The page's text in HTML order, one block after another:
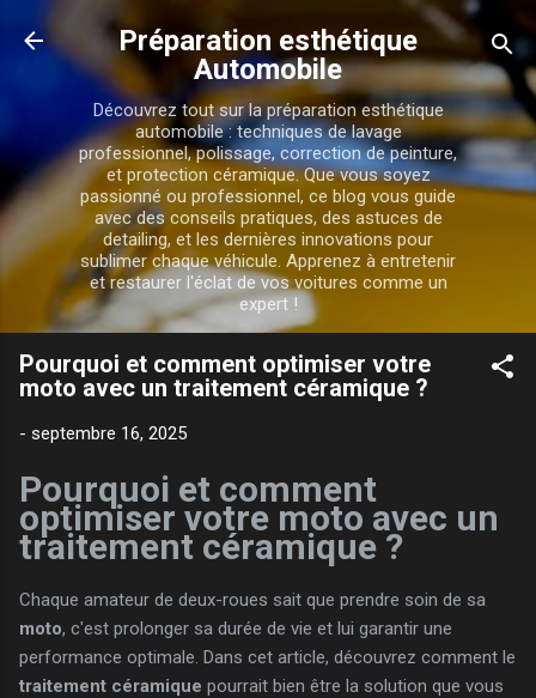
Accéder au contenu principal
Préparation esthétique
Automobile
Découvrez tout sur la préparation esthétique
automobile : techniques de lavage
professionnel, polissage, correction de peinture,
et protection céramique. Que vous soyez
passionné ou professionnel, ce blog vous guide
avec des conseils pratiques, des astuces de
detailing, et les dernières innovations pour
sublimer chaque véhicule. Apprenez à entretenir
et restaurer l'éclat de vos voitures comme un
expert !
Pourquoi et comment optimiser votre
moto avec un traitement céramique ?
- septembre 16, 2025
Pourquoi et comment
optimiser votre moto avec un
traitement céramique ?
Chaque amateur de deux-roues sait que prendre soin de sa
moto, c'est prolonger sa durée de vie et lui garantir une
performance optimale. Dans cet article, découvrez comment le
traitement céramique pourrait bien être la solution que vous